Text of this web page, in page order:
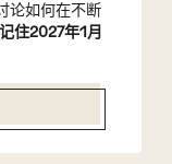
论如何在不断
住2027年1月